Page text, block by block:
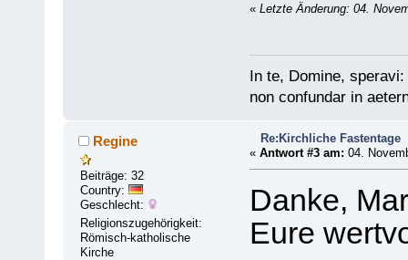
« Letzte Änderung: 04.
In te, Domine, speravi:
non confundar in
Regine
Beiträge: 32
Country:
Geschlecht:
Religionszugehörigkeit:
Römisch-katholische
Kirche
Re:Kirchliche Fastentage
« Antwort #3 am: 04.
Danke,
Eure